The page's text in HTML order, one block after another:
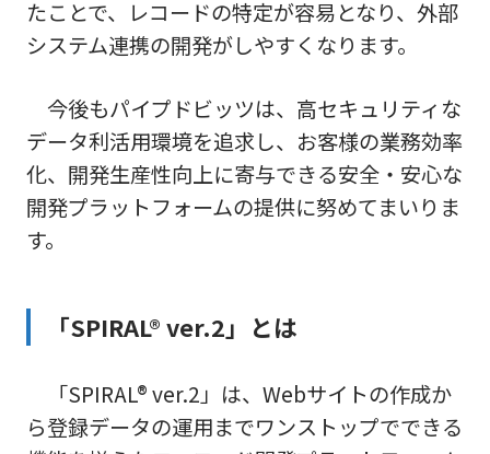
たことで、レコードの特定が容易となり、外部
システム連携の開発がしやすくなります。
今後もパイプドビッツは、高セキュリティな
データ利活用環境を追求し、お客様の業務効率
化、開発生産性向上に寄与できる安全・安心な
開発プラットフォームの提供に努めてまいりま
す。
「SPIRAL® ver.2」とは
「SPIRAL® ver.2」は、Webサイトの作成か
ら登録データの運用までワンストップでできる